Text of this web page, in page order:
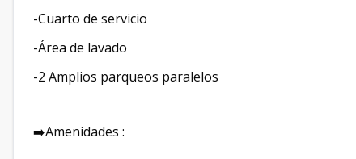
-Cuarto de servicio
-Área de lavado
-2 Amplios parqueos paralelos
➡️Amenidades :